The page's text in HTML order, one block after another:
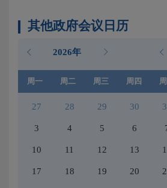
其他政府会议日历
2026年
周一 周二 周三 周四
27 28 29 30
3 4 5 6
10 11 12 13
17 18 19 20